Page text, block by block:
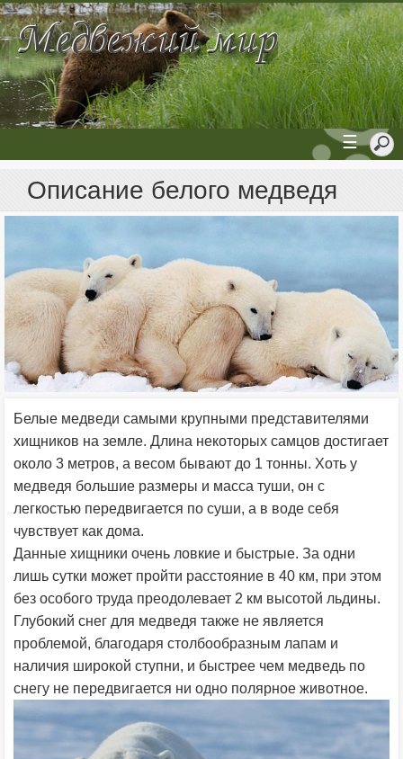
☰
Описание белого медведя
Белые медведи самыми крупными представителями
хищников на земле. Длина некоторых самцов достигает
около 3 метров, а весом бывают до 1 тонны. Хоть у
медведя большие размеры и масса туши, он с
легкостью передвигается по суши, а в воде себя
чувствует как дома.
Данные хищники очень ловкие и быстрые. За одни
лишь сутки может пройти расстояние в 40 км, при этом
без особого труда преодолевает 2 км высотой льдины.
Глубокий снег для медведя также не является
проблемой, благодаря столбообразным лапам и
наличия широкой ступни, и быстрее чем медведь по
снегу не передвигается ни одно полярное животное.